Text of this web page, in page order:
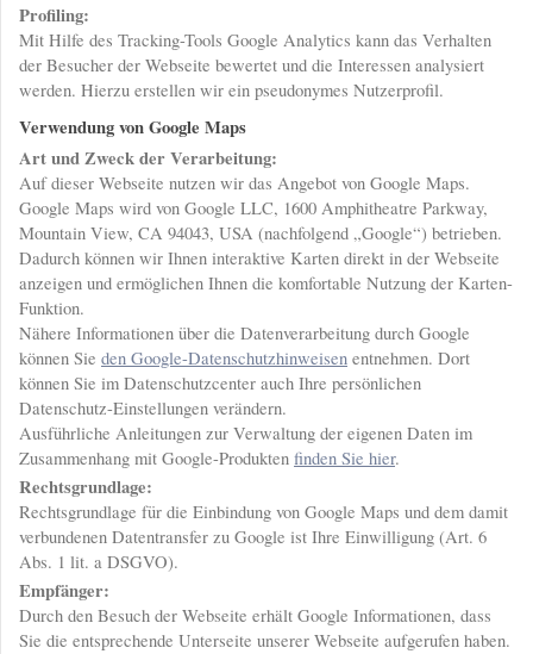
Profiling:
Mit Hilfe des Tracking-Tools Google Analytics kann das Verhalten
der Besucher der Webseite bewertet und die Interessen analysiert
werden. Hierzu erstellen wir ein pseudonymes Nutzerprofil.
Verwendung von Google Maps
Art und Zweck der Verarbeitung:
Auf dieser Webseite nutzen wir das Angebot von Google Maps.
Google Maps wird von Google LLC, 1600 Amphitheatre Parkway,
Mountain View, CA 94043, USA (nachfolgend „Google“) betrieben.
Dadurch können wir Ihnen interaktive Karten direkt in der Webseite
anzeigen und ermöglichen Ihnen die komfortable Nutzung der Karten-
Funktion.
Nähere Informationen über die Datenverarbeitung durch Google
können Sie den Google-Datenschutzhinweisen entnehmen. Dort
können Sie im Datenschutzcenter auch Ihre persönlichen
Datenschutz-Einstellungen verändern.
Ausführliche Anleitungen zur Verwaltung der eigenen Daten im
Zusammenhang mit Google-Produkten finden Sie hier.
Rechtsgrundlage:
Rechtsgrundlage für die Einbindung von Google Maps und dem damit
verbundenen Datentransfer zu Google ist Ihre Einwilligung (Art. 6
Abs. 1 lit. a DSGVO).
Empfänger:
Durch den Besuch der Webseite erhält Google Informationen, dass
Sie die entsprechende Unterseite unserer Webseite aufgerufen haben.